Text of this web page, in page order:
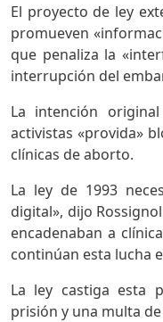
El proyecto de ley
promueven
que penaliza la
interrupción del
La intención
activistas «provida»
clínicas de aborto.
La ley de 1993
digital», dijo
encadenaban a
continúan esta lucha
La ley castiga esta
prisión y una multa de